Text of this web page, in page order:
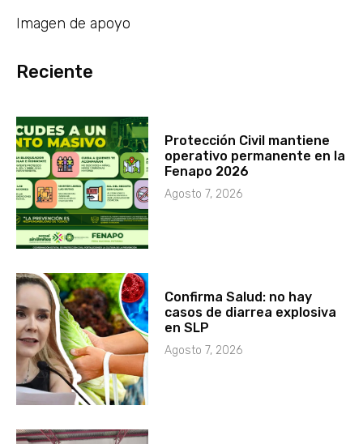
Imagen de apoyo
Reciente
Protección Civil mantiene
operativo permanente en la
Fenapo 2026
Agosto 7, 2026
Confirma Salud: no hay
casos de diarrea explosiva
en SLP
Agosto 7, 2026